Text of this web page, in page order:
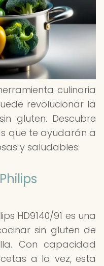
culinaria
revolucionar la
gluten. Descubre
que te ayudarán a
y saludables:
HD9140/91 es una
sin gluten de
Con capacidad
a la vez, esta